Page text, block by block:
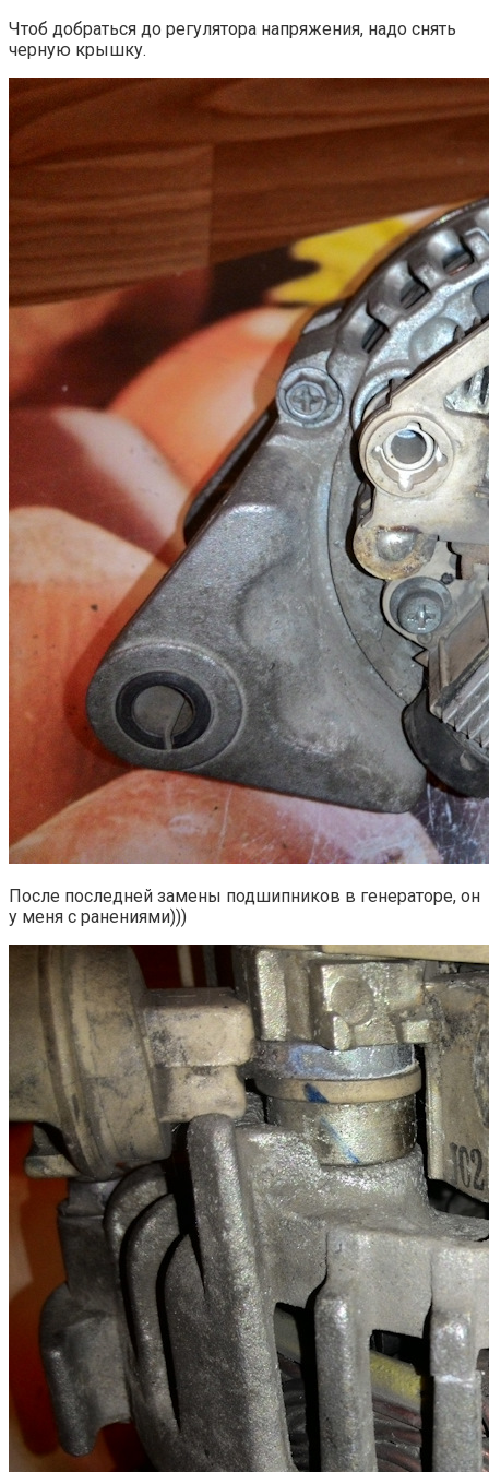
Чтоб добраться до регулятора напряжения, надо снять
черную крышку.
После последней замены подшипников в генераторе, он
у меня с ранениями)))